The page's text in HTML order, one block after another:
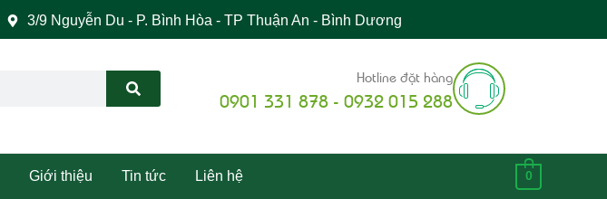
3/9 Nguyễn Du - P. Bình Hòa - TP Thuận An - Bình Dương
Hotline đặt hàng
0901 331 878 - 0932 015 288
Giới thiệu Tin tức Liên hệ 0